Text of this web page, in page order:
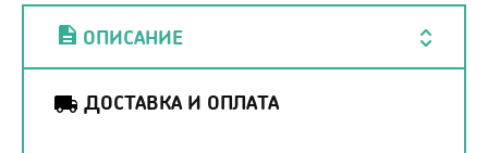
ОПИСАНИЕ
ДОСТАВКА И ОПЛАТА